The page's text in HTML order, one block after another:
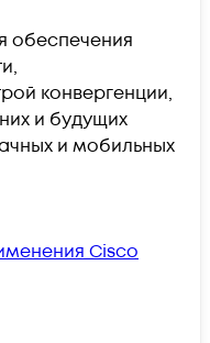
обеспечения
конвергенции,
и будущих
и мобильных
Cisco